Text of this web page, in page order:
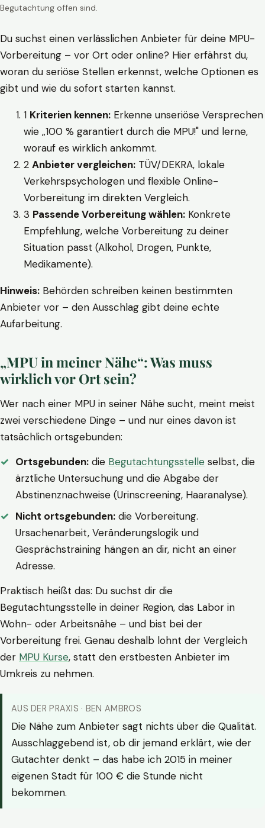
Begutachtung offen sind.
Du suchst einen verlässlichen Anbieter für deine MPU-
Vorbereitung – vor Ort oder online? Hier erfährst du,
woran du seriöse Stellen erkennst, welche Optionen es
gibt und wie du sofort starten kannst.
1 Kriterien kennen: Erkenne unseriöse Versprechen
wie „100 % garantiert durch die MPU!" und lerne,
worauf es wirklich ankommt.
2 Anbieter vergleichen: TÜV/DEKRA, lokale
Verkehrspsychologen und flexible Online-
Vorbereitung im direkten Vergleich.
3 Passende Vorbereitung wählen: Konkrete
Empfehlung, welche Vorbereitung zu deiner
Situation passt (Alkohol, Drogen, Punkte,
Medikamente).
Hinweis: Behörden schreiben keinen bestimmten
Anbieter vor – den Ausschlag gibt deine echte
Aufarbeitung.
„MPU in meiner Nähe“: Was muss
wirklich vor Ort sein?
Wer nach einer MPU in seiner Nähe sucht, meint meist
zwei verschiedene Dinge – und nur eines davon ist
tatsächlich ortsgebunden:
Ortsgebunden: die Begutachtungsstelle selbst, die
ärztliche Untersuchung und die Abgabe der
Abstinenznachweise (Urinscreening, Haaranalyse).
Nicht ortsgebunden: die Vorbereitung.
Ursachenarbeit, Veränderungslogik und
Gesprächstraining hängen an dir, nicht an einer
Adresse.
Praktisch heißt das: Du suchst dir die
Begutachtungsstelle in deiner Region, das Labor in
Wohn- oder Arbeitsnähe – und bist bei der
Vorbereitung frei. Genau deshalb lohnt der Vergleich
der MPU Kurse, statt den erstbesten Anbieter im
Umkreis zu nehmen.
AUS DER PRAXIS · BEN AMBROS
Die Nähe zum Anbieter sagt nichts über die Qualität.
Ausschlaggebend ist, ob dir jemand erklärt, wie der
Gutachter denkt – das habe ich 2015 in meiner
eigenen Stadt für 100 € die Stunde nicht
bekommen.